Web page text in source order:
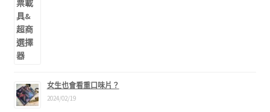
女生也會看重口味片？
2024/02/19